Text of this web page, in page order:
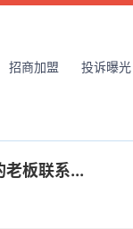
招商加盟 投诉曝光
老板联系...